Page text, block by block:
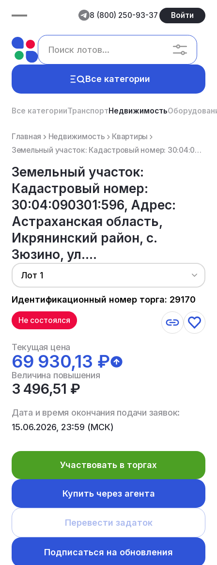
8 (800) 250-93-37 Войти
Все категории
Все категорииТранспортНедвижимость
Главная Недвижимость
Квартиры
Земельный участок: Кадастровый номер: 30:04:090301:596, Адрес: Астраханская область, Икрянинский р...
Земельный участок:
Кадастровый номер:
30:04:090301:596, Адрес:
Астраханская область,
Икрянинский район, с.
Зюзино, ул....
Лот 1
Идентификационный номер торга: 29170
Не состоялся
Текущая цена
69 930,13 ₽
Величина повышения
3 496,51 ₽
Дата и время окончания подачи заявок:
15.06.2026, 23:59 (МСК)
Участвовать в торгах
Купить через агента
Перевести задаток
Подписаться на обновления